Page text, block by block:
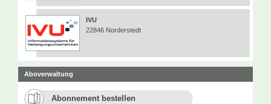
IVU
22846 Norderstedt
Aboverwaltung
Abonnement bestellen